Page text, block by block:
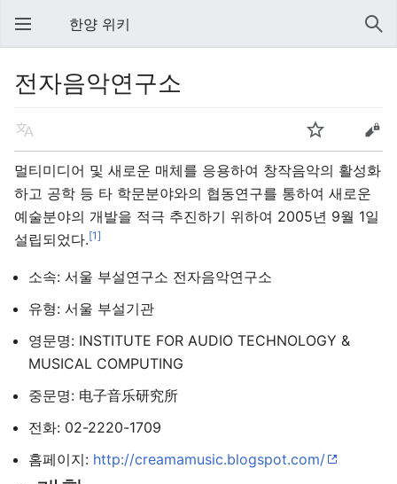
주 메뉴 열기
한양 위키
전자음악연구소
멀티미디어 및 새로운 매체를 응용하여 창작음악의 활성화
하고 공학 등 타 학문분야와의 협동연구를 통하여 새로운
예술분야의 개발을 적극 추진하기 위하여 2005년 9월 1일
설립되었다.[1]
소속: 서울 부설연구소 전자음악연구소
유형: 서울 부설기관
영문명: INSTITUTE FOR AUDIO TECHNOLOGY &
MUSICAL COMPUTING
중문명: 电子音乐研究所
전화: 02-2220-1709
홈페이지: http://creamamusic.blogspot.com/